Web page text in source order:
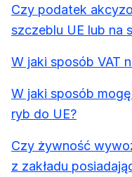
Czy podatek
szczeblu UE lub na
W jaki sposób VAT
W jaki sposób
ryb do UE?
Czy żywność
z zakładu